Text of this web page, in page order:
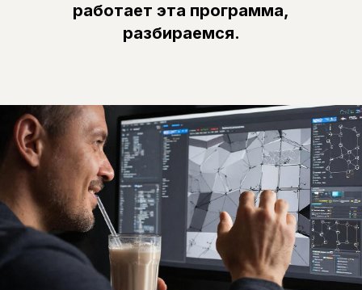
работает эта программа,
разбираемся.